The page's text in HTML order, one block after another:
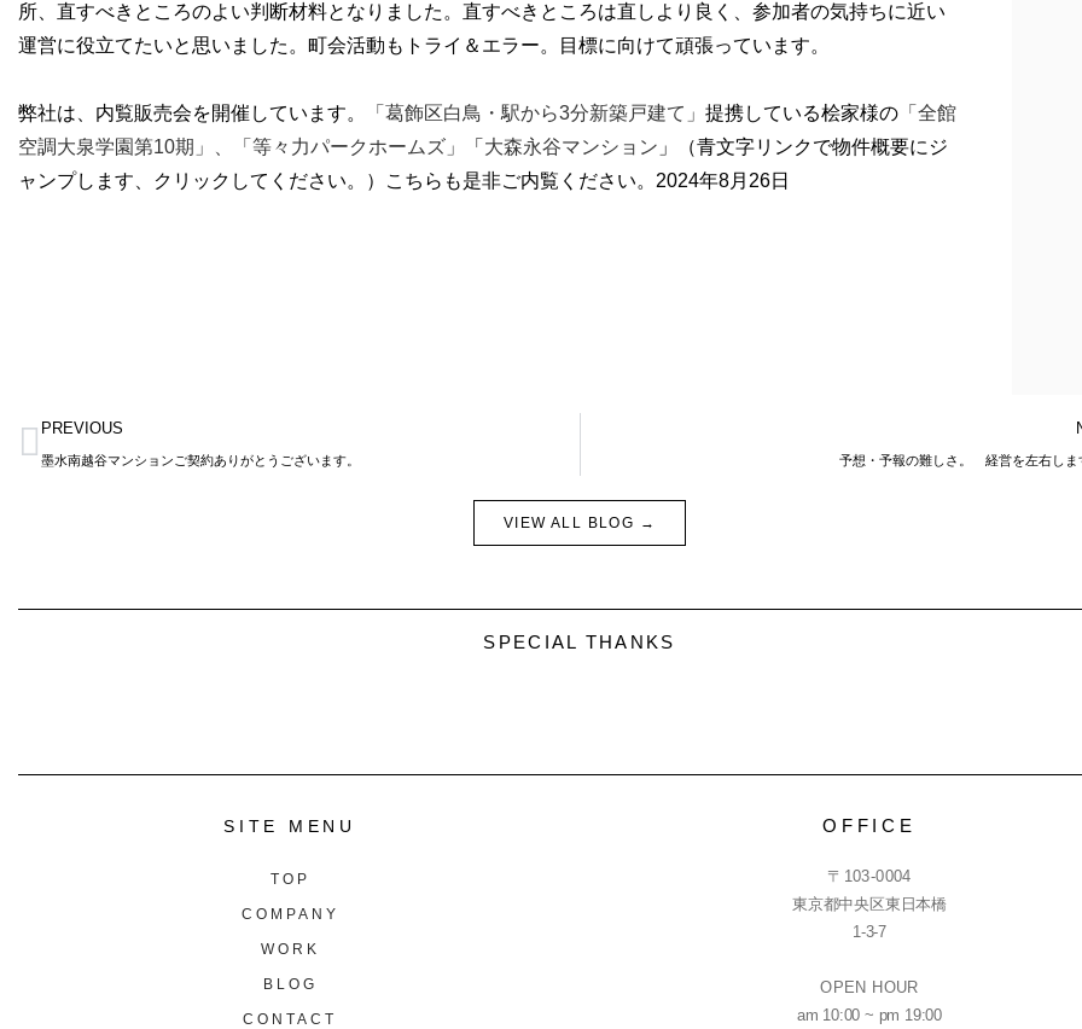
所、直すべきところのよい判断材料となりました。直すべきところは直しより良く、参加者の気持ちに近い
運営に役立てたいと思いました。町会活動もトライ＆エラー。目標に向けて頑張っています。
弊社は、内覧販売会を開催しています。 「葛飾区白鳥・駅から3分新築戸建て」 提携している桧家様の 「全館
空調大泉学園第10期」、
「等々力パークホームズ」 「 大森永谷マンション 」（青文字リンクで物件概要にジ
ャンプします、クリックしてください。）こちらも是非ご内覧ください。2024年8月26日
Prev
PREVIOUS
墨水南越谷マンションご契約ありがとうございます。 予想・予報の難しさ。 経営を左右しま
VIEW ALL BLOG →
SPECIAL THANKS
SITE MENU
TOP
COMPANY
WORK
BLOG
CONTACT
OFFICE
〒103-0004
東京都中央区東日本橋
1-3-7
OPEN HOUR
am 10:00 ~ pm 19:00